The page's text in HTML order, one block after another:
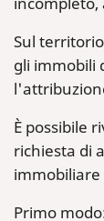
Sul
gli immobili
È possibile
richiesta di
Primo